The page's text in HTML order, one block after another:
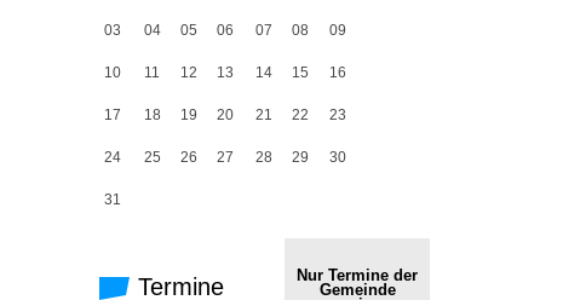
03 04 05 06 07 08 09
10 11 12 13 14 15 16
17 18 19 20 21 22 23
24 25 26 27 28 29 30
31
Termine
Nur Termine der
Gemeinde